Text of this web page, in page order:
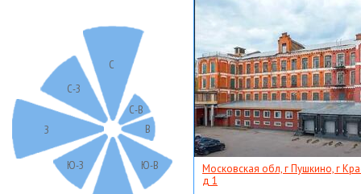
С
С-В
В
Ю-В
Ю-З
З
С-З
Московская обл, г Пушкино, г
д 1